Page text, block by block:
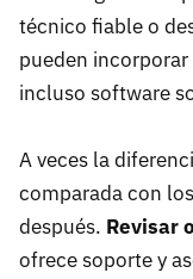
técnico fiable o
pueden
incluso software
A veces la
comparada con
después. Revisar
ofrece soporte y